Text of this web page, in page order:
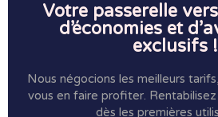
Votre passerelle
d’économies et
exclusifs !
Nous négocions les meilleurs
vous en faire profiter.
dès les premières